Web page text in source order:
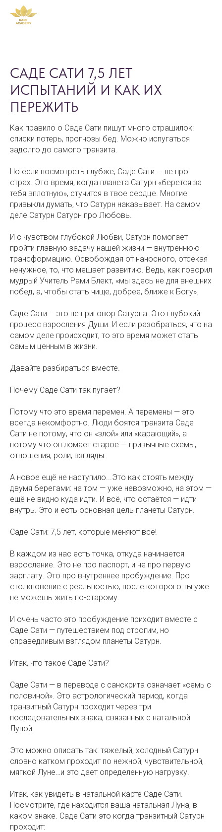
САДЕ САТИ 7,5 ЛЕТ
ИСПЫТАНИЙ И КАК ИХ
ПЕРЕЖИТЬ
Как правило о Саде Сати пишут много страшилок:
списки потерь, прогнозы бед. Можно испугаться
задолго до самого транзита.
Но если посмотреть глубже, Саде Сати — не про
страх. Это время, когда планета Сатурн «берется за
тебя вплотную», стучится в твое сердце. Многие
привыкли думать, что Сатурн наказывает. На самом
деле Сатурн Сатурн про Любовь.
И с чувством глубокой Любви, Сатурн помогает
пройти главную задачу нашей жизни — внутреннюю
трансформацию. Освобождая от наносного, отсекая
ненужное, то, что мешает развитию. Ведь, как говорил
мудрый Учитель Рами Блект, «мы здесь не для внешних
побед, а, чтобы стать чище, добрее, ближе к Богу».
Саде Сати – это не приговор Сатурна. Это глубокий
процесс взросления Души. И если разобраться, что на
самом деле происходит, то это время может стать
самым ценным в жизни.
Давайте разбираться вместе.
Почему Саде Сати так пугает?
Потому что это время перемен. А перемены — это
всегда некомфортно. Люди боятся транзита Саде
Сати не потому, что он «злой» или «карающий», а
потому что он ломает старое — привычные схемы,
отношения, роли, взгляды. ⠀
А новое ещё не наступило...Это как стоять между
двумя берегами: на том — уже невозможно, на этом —
ещё не видно куда идти. И всё, что остаётся — идти
внутрь. Это и есть основная цель планеты Сатурн.
Саде Сати: 7,5 лет, которые меняют всё!
В каждом из нас есть точка, откуда начинается
взросление. Это не про паспорт, и не про первую
зарплату. Это про внутреннее пробуждение. Про
столкновение с реальностью, после которого ты уже
не можешь жить по-старому.
И очень часто это пробуждение приходит вместе с
Саде Сати — путешествием под строгим, но
справедливым взглядом планеты Сатурн.
Итак, что такое Саде Сати?
Саде Сати — в переводе с санскрита означает «семь с
половиной». Это астрологический период, когда
транзитный Сатурн проходит через три
последовательных знака, связанных с натальной
Луной.
Это можно описать так: тяжелый, холодный Сатурн
словно катком проходит по нежной, чувствительной,
мягкой Луне…и это дает определенную нагрузку.
Итак, как увидеть в натальной карте Саде Сати.
Посмотрите, где находится ваша натальная Луна, в
каком знаке. Саде Сати это когда транзитный Сатурн
проходит: ⠀